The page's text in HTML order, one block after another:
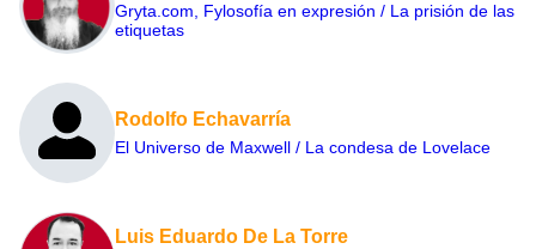
Gryta.com, Fylosofía en expresión / La prisión de las
etiquetas
Rodolfo Echavarría
El Universo de Maxwell / La condesa de Lovelace
Luis Eduardo De La Torre